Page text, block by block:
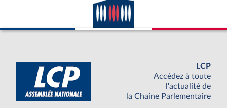
LCP
Accédez à toute
l'actualité de
la Chaine Parlementaire